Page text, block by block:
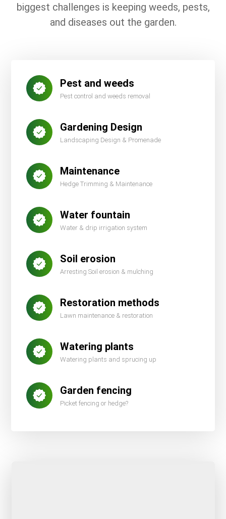
biggest challenges is keeping weeds, pests,
and diseases out the garden.
Pest and weeds
Pest control and weeds removal
Gardening Design
Landscaping Design & Promenade
Maintenance
Hedge Trimming & Maintenance
Water fountain
Water & drip irrigation system
Soil erosion
Arresting Soil erosion & mulching
Restoration methods
Lawn maintenance & restoration
Watering plants
Watering plants and sprucing up
Garden fencing
Picket fencing or hedge?